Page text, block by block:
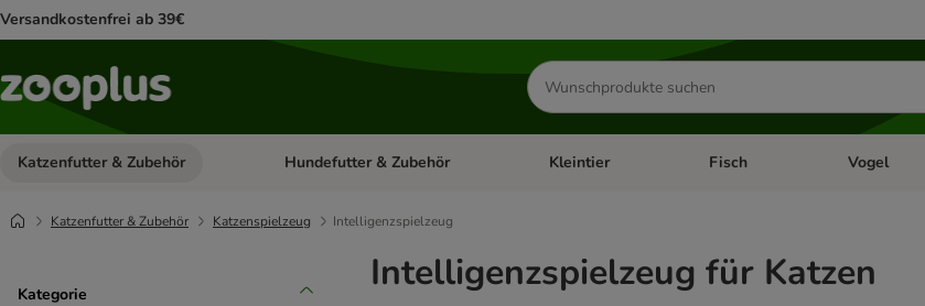
Versandkostenfrei ab 39€
Produkte
suchen
Katzenfutter & Zubehör Kategorie-Menü öffnen: Katzenfutter & Zubehör
Hundefutter & Zubehör Kategorie-Menü öffnen: Hundefutter & Zubehör
Kleintier Kategorie-Menü öffnen: Kleintier
Fisch Kategorie-
Vogel
Katzenfutter & Zubehör Katzenspielzeug Intelligenzspielzeug
Kategorie Intelligenzspielzeug für Katzen